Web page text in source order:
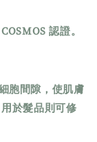
認證。
胞間隙，使肌膚
於髮品則可修